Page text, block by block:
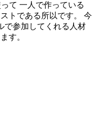
て 一人で作っている
トである所以です。 今
で参加してくれる人材
す。